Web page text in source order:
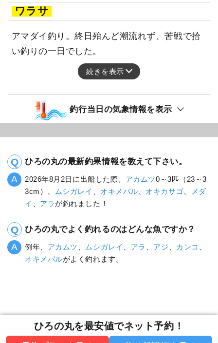
ひろの丸を最安値でネット予約！
ワラサ
アマダイ釣り。終日殆んど潮流れず、苦戦で拾
い釣りの一日でした。
続きを表示
釣行当日の気象情報を表示
ひろの丸の最新釣果情報を教えて下さい。
2026年8月2日に出船した際、 アカムツ0～3匹（23～3
3cm）、 ムシガレイ 、 オキメバル、 オキカサゴ、
メダ
イ 、 アラが釣れました！
ひろの丸でよく釣れるのはどんな魚ですか？
例年、 アカムツ 、 ムシガレイ 、 アラ 、 アジ 、 カンコ 、
オキメバルがよく釣れます。